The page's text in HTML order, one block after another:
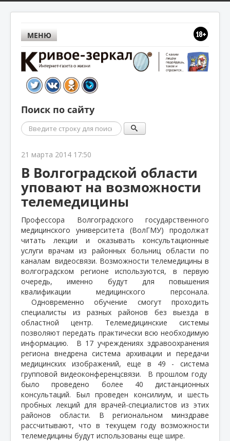
МЕНЮ
Поиск по сайту
Поиск
21 марта 2014 17:50
В Волгоградской области
уповают на возможности
телемедицины
Профессора Волгоградского государственного
медицинского университета (ВолГМУ) продолжат
читать лекции и оказывать консультационные
услуги врачам из районных больниц области по
каналам видеосвязи. Возможности телемедицины в
волгоградском регионе используются, в первую
очередь, именно будут для повышения
квалификации медицинского персонала.
Одновременно обучение смогут проходить
специалисты из разных районов без выезда в
областной центр. Телемедицинские системы
позволяют передать практически всю необходимую
информацию.
В 17 учреждениях здравоохранения
региона внедрена система архивации и передачи
медицинских изображений, еще в 49 - система
групповой видеоконференцсвязи.
В прошлом году
было проведено более 40 дистанционных
консультаций. Был проведен консилиум, и шесть
пробных лекций для врачей-специалистов из этих
районов области. В региональном минздраве
рассчитывают, что в текущем году возможности
телемедицины будут использованы еще шире.